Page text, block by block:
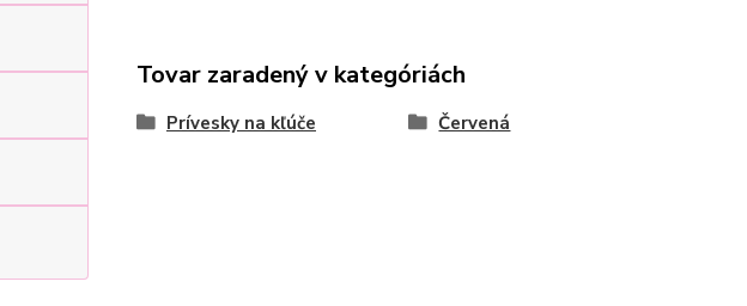
Tovar zaradený v kategóriách
Prívesky na kľúče Červená